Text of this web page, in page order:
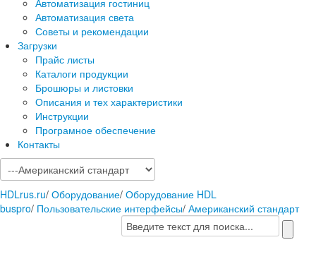
Автоматизация гостиниц
Автоматизация света
Советы и рекомендации
Загрузки
Прайс листы
Каталоги продукции
Брошюры и листовки
Описания и тех характеристики
Инструкции
Програмное обеспечение
Контакты
HDLrus.ru/ Оборудование/ Оборудование HDL
buspro/ Пользовательские интерфейсы/ Американский стандарт